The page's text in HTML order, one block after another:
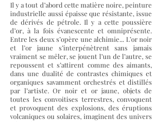
Il y a tout d’abord cette matière noire, peinture
industrielle aussi épaisse que résistante, issue
de dérivés de pétrole. Il y a cette poussière
d’or, à la fois évanescente et omniprésente.
Entre les deux s’opère une alchimie... L’or noir
et l’or jaune s’interpénètrent sans jamais
vraiment se mêler, se jouent l’un de l’autre, se
repoussent et s’attirent comme des aimants,
dans une dualité de contrastes chimiques et
organiques savamment orchestrés et distillés
par l’artiste. Or noir et or jaune, objets de
toutes les convoitises terrestres, convoquent
et provoquent des explosions, des éruptions
volcaniques ou solaires, imaginent des univers